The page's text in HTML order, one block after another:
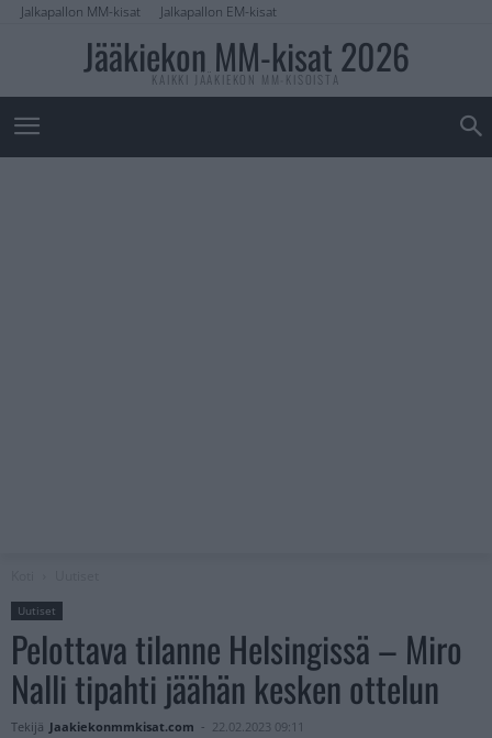
Jalkapallon MM-kisat Jalkapallon EM-kisat
Jääkiekon MM-kisat 2026
KAIKKI JÄÄKIEKON MM-KISOISTA
Uutiset
Pelottava tilanne Helsingissä – Miro
Nalli tipahti jäähän kesken ottelun
Tekijä Jaakiekonmmkisat.com - 22.02.2023 09:11